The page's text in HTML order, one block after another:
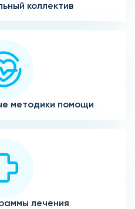
коллектив
методики помощи
лечения